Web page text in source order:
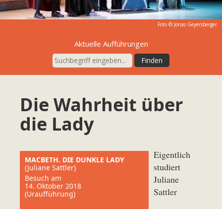
Foto © Jonas Geyersberger
Aktuelle Aufführungen
Die Wahrheit über
die Lady
MACBETH. DIE DUNKLE LADY
(Juliane Sattler)
Besuch am
14. Oktober 2018
(Uraufführung)
Eigentlich
studiert
Juliane
Sattler